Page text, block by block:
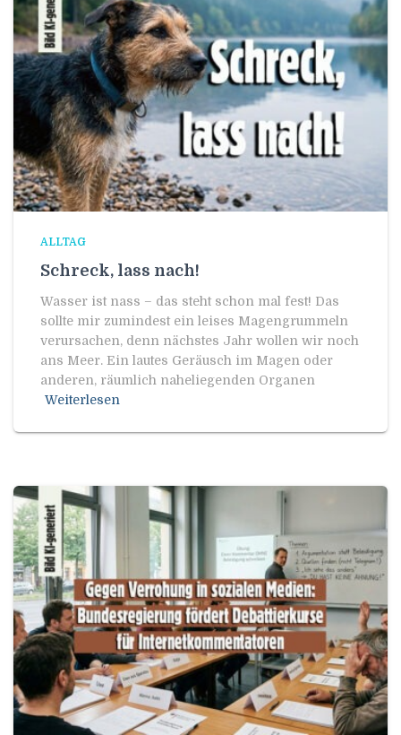
ALLTAG
Schreck, lass nach!
Wasser ist nass – das steht schon mal fest! Das
sollte mir zumindest ein leises Magengrummeln
verursachen, denn nächstes Jahr wollen wir noch
ans Meer. Ein lautes Geräusch im Magen oder
anderen, räumlich naheliegenden Organen
Weiterlesen